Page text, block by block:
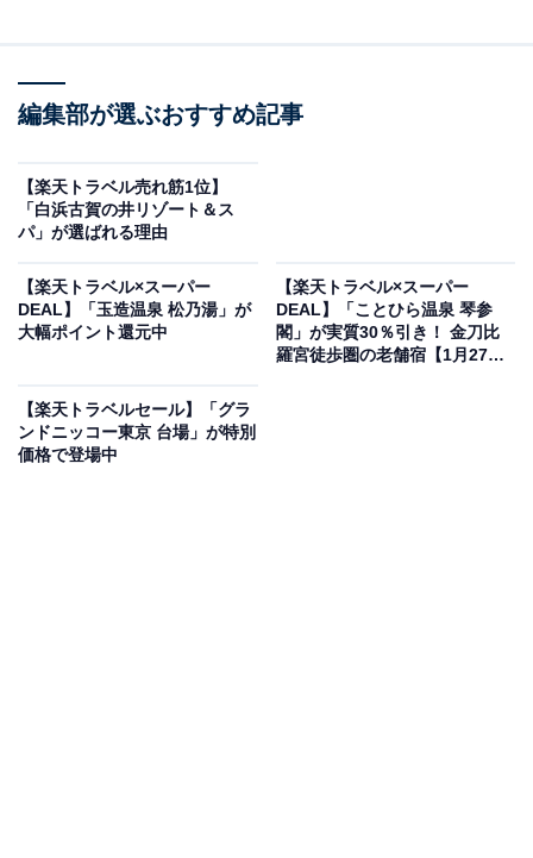
「松之山温泉 酒の宿 玉城屋」は現在特別価格で宿泊可能
楽天トラベルでホテルを見る
編集部が選ぶおすすめ記事
【楽天トラベル売れ筋1位】
「白浜古賀の井リゾート＆ス
パ」が選ばれる理由
【楽天トラベル×スーパー
DEAL】「玉造温泉 松乃湯」が
大幅ポイント還元中
【楽天トラベル×スーパー
DEAL】「ことひら温泉 琴参
閣」が実質30％引き！ 金刀比
羅宮徒歩圏の老舗宿【1月27
【楽天トラベルセール】「グラ
ンドニッコー東京 台場」が特別
価格で登場中